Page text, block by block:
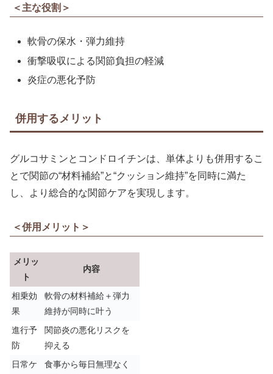
＜主な役割＞
軟骨の保水・弾力維持
衝撃吸収による関節負担の軽減
炎症の悪化予防
併用するメリット
グルコサミンとコンドロイチンは、単体よりも併用するこ
とで関節の“材料補給”と“クッション維持”を同時に満た
し、より総合的な関節ケアを実現します。
＜併用メリット＞
メリッ
ト
内容
相乗効
果
軟骨の材料補給＋弾力
維持が同時に叶う
進行予
防
関節炎の悪化リスクを
抑える
日常ケ
食事から毎日無理なく